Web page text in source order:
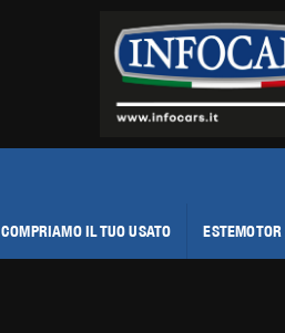
COMPRIAMO IL TUO USATO